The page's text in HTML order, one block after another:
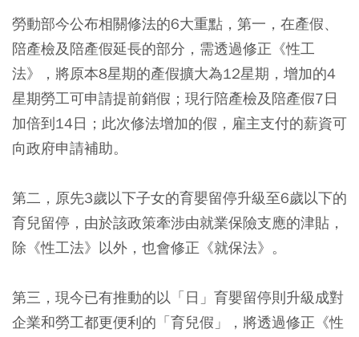
勞動部今公布相關修法的6大重點，第一，在產假、
陪產檢及陪產假延長的部分，需透過修正《性工
法》，將原本8星期的產假擴大為12星期，增加的4
星期勞工可申請提前銷假；現行陪產檢及陪產假7日
加倍到14日；此次修法增加的假，雇主支付的薪資可
向政府申請補助。
第二，原先3歲以下子女的育嬰留停升級至6歲以下的
育兒留停，由於該政策牽涉由就業保險支應的津貼，
除《性工法》以外，也會修正《就保法》。
第三，現今已有推動的以「日」育嬰留停則升級成對
企業和勞工都更便利的「育兒假」，將透過修正《性